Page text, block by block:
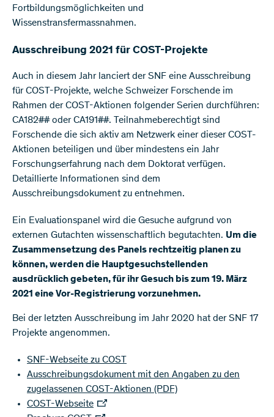
Fortbildungsmöglichkeiten und
Wissenstransfermassnahmen.
Ausschreibung 2021 für COST-Projekte
Auch in diesem Jahr lanciert der SNF eine Ausschreibung
für COST-Projekte, welche Schweizer Forschende im
Rahmen der COST-Aktionen folgender Serien durchführen:
CA182## oder CA191##. Teilnahmeberechtigt sind
Forschende die sich aktiv am Netzwerk einer dieser COST-
Aktionen beteiligen und über mindestens ein Jahr
Forschungserfahrung nach dem Doktorat verfügen.
Detaillierte Informationen sind dem
Ausschreibungsdokument zu entnehmen.
Ein Evaluationspanel wird die Gesuche aufgrund von
externen Gutachten wissenschaftlich begutachten. Um die
Zusammensetzung des Panels rechtzeitig planen zu
können, werden die Hauptgesuchstellenden
ausdrücklich gebeten, für ihr Gesuch bis zum 19. März
2021 eine Vor-Registrierung vorzunehmen.
Bei der letzten Ausschreibung im Jahr 2020 hat der SNF 17
Projekte angenommen.
SNF-Webseite zu COST
Ausschreibungsdokument mit den Angaben zu den
zugelassenen COST-Aktionen (PDF)
COST-Webseite